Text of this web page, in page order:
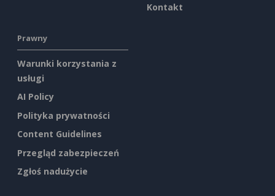
Kontakt
Prawny
Warunki korzystania z
usługi
AI Policy
Polityka prywatności
Content Guidelines
Przegląd zabezpieczeń
Zgłoś nadużycie